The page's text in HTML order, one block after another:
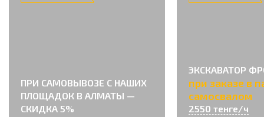
ПРИ САМОВЫВОЗЕ С НАШИХ
ПЛОЩАДОК В АЛМАТЫ —
СКИДКА 5%
ЭКСКАВАТОР
при заказе в
самосвалом
2550 тенге/ч